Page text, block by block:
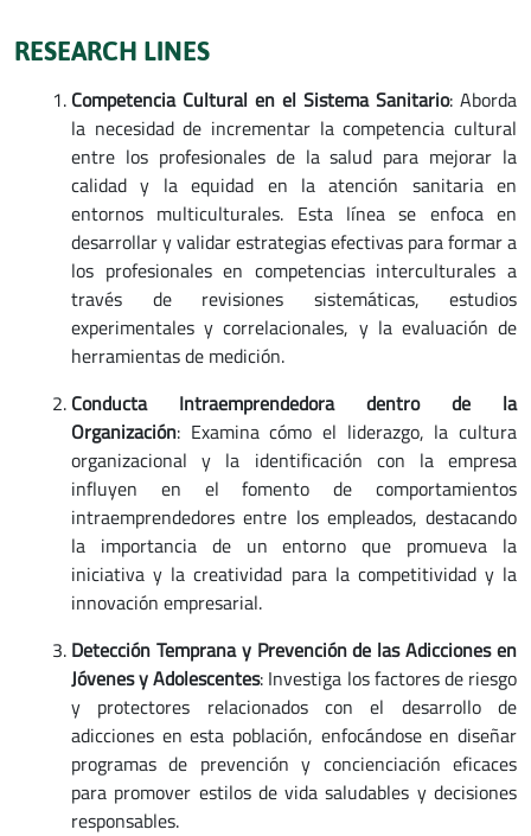
RESEARCH LINES
Competencia Cultural en el Sistema Sanitario: Aborda
la necesidad de incrementar la competencia cultural
entre los profesionales de la salud para mejorar la
calidad y la equidad en la atención sanitaria en
entornos multiculturales. Esta línea se enfoca en
desarrollar y validar estrategias efectivas para formar a
los profesionales en competencias interculturales a
través de revisiones sistemáticas, estudios
experimentales y correlacionales, y la evaluación de
herramientas de medición.
Conducta Intraemprendedora dentro de la
Organización: Examina cómo el liderazgo, la cultura
organizacional y la identificación con la empresa
influyen en el fomento de comportamientos
intraemprendedores entre los empleados, destacando
la importancia de un entorno que promueva la
iniciativa y la creatividad para la competitividad y la
innovación empresarial.
Detección Temprana y Prevención de las Adicciones en
Jóvenes y Adolescentes: Investiga los factores de riesgo
y protectores relacionados con el desarrollo de
adicciones en esta población, enfocándose en diseñar
programas de prevención y concienciación eficaces
para promover estilos de vida saludables y decisiones
responsables.